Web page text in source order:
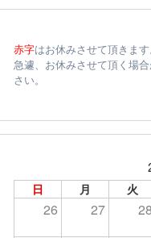
赤字はお休みさせて頂きます
急遽、お休みさせて頂く場
さい。
日 月 火
26 27 28